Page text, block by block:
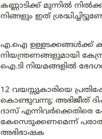
കണ്ണാടിക്ക് മുന്നിൽ
നിങ്ങളും ഇത്
എ.ഐ ഉള്ളടക്കങ്ങൾക്ക്
നിയന്ത്രണങ്ങളുമായി
ഐ.ടി നിയമങ്ങളിൽ
12 വയസ്സുകാരിയെ
കൊണ്ടുവന്നു; അഭിജീത്
ദാസ്
കേസെടുക്കണമെന്ന്
അഭിഭാഷക